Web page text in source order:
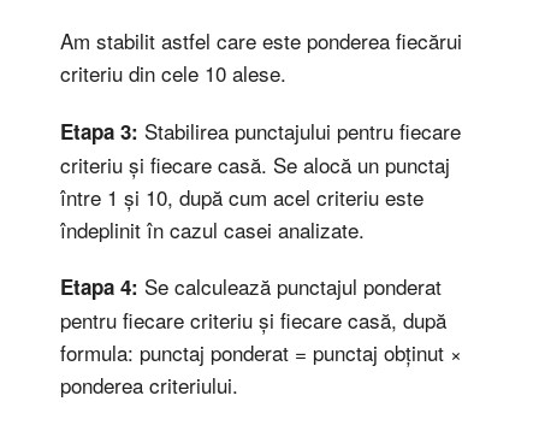
Am stabilit astfel care este ponderea fiecărui
criteriu din cele 10 alese.
Etapa 3: Stabilirea punctajului pentru fiecare
criteriu și fiecare casă. Se alocă un punctaj
între 1 și 10, după cum acel criteriu este
îndeplinit în cazul casei analizate.
Etapa 4: Se calculează punctajul ponderat
pentru fiecare criteriu și fiecare casă, după
formula: punctaj ponderat = punctaj obținut ×
ponderea criteriului.